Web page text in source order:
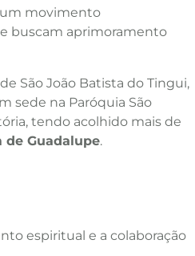
movimento
buscam aprimoramento
São João Batista do Tingui,
sede na Paróquia São
tendo acolhido mais de
de Guadalupe.
espiritual e a colaboração